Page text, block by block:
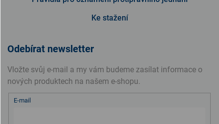
Ke stažení
Odebírat newsletter
Vložte svůj e-mail a my vám budeme zasílat informace o
nových produktech na našem e-shopu.
E-mail